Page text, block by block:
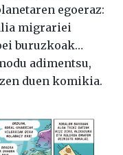
egoeraz:
migrariei
buruzkoak…
adimentsu,
duen komikia.